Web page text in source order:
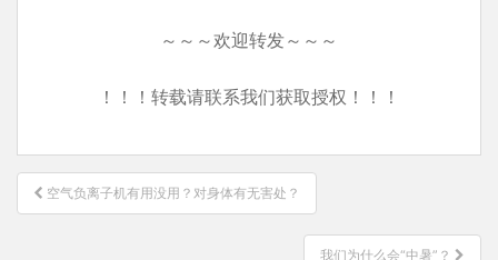
～～～欢迎转发～～～
！！！转载请联系我们获取授权！！！
文
章
空气负离子机有用没用？对身体有无害处？
我们为什么会“中暑”？